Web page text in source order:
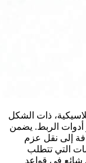
ذات الشكل
أدوات الربط. يضمن
إلى نقل عزم
التي تتطلب
شائع في قواعد